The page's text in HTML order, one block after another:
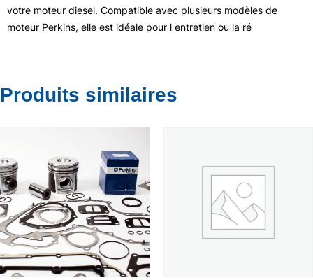
votre moteur diesel. Compatible avec plusieurs modèles de
moteur Perkins, elle est idéale pour l entretien ou la ré
Produits similaires